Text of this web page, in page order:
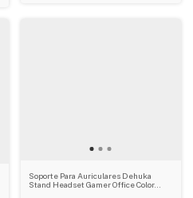
Soporte Para Auriculares Dehuka
Stand Headset Gamer Office Color